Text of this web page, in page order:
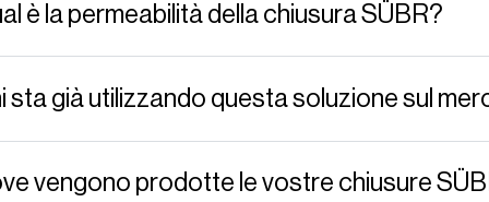
è la permeabilità della chiusura SÜBR?
sta già utilizzando questa soluzione sul
vengono prodotte le vostre chiusure